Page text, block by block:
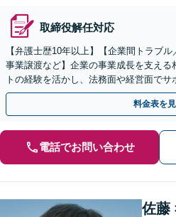
取締役解任対応
【弁護士歴10年以上】【企業間トラブ
事業譲渡など】企業の事業成長を支える
トの経験を活かし、法務面や経営面でサ
デオ面談OK】
料金表を
電話でお問い合わせ
佐藤